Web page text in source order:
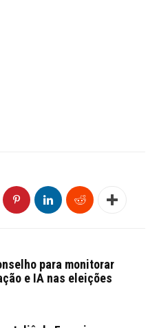
para monitorar
e IA nas eleições